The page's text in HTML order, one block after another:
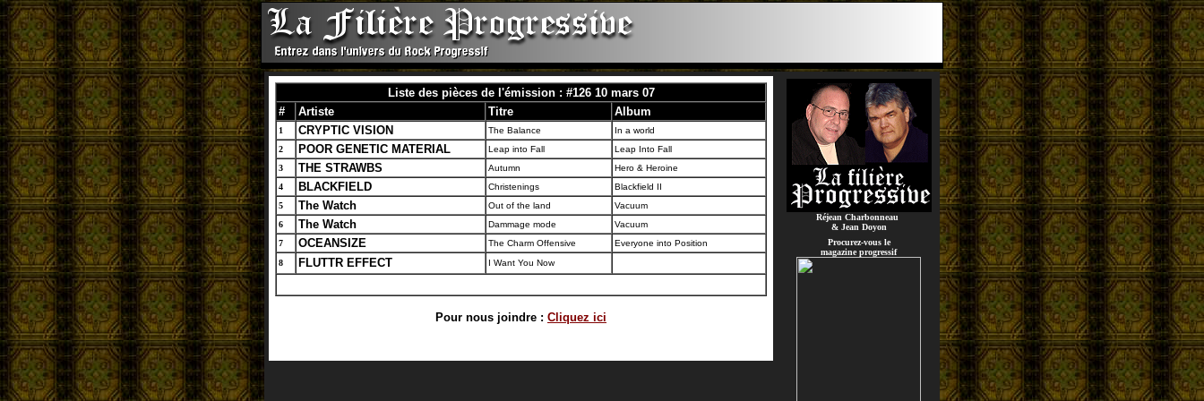
Liste des pièces de l'émission : #126 10 mars 07
#
Artiste Titre Album
1 CRYPTIC VISION The Balance
In a world
2
POOR GENETIC MATERIAL Leap into Fall
Leap Into Fall
3
THE STRAWBS Autumn
Hero & Heroine
4
BLACKFIELD Christenings
Blackfield II
5
The Watch Out of the land
Vacuum
6
The Watch Dammage mode
Vacuum
7
OCEANSIZE The Charm Offensive
Everyone into Position
8
FLUTTR EFFECT I Want You Now
Pour nous joindre : Cliquez ici
Réjean Charbonneau
& Jean Doyon
Procurez-vous le
magazine progressif